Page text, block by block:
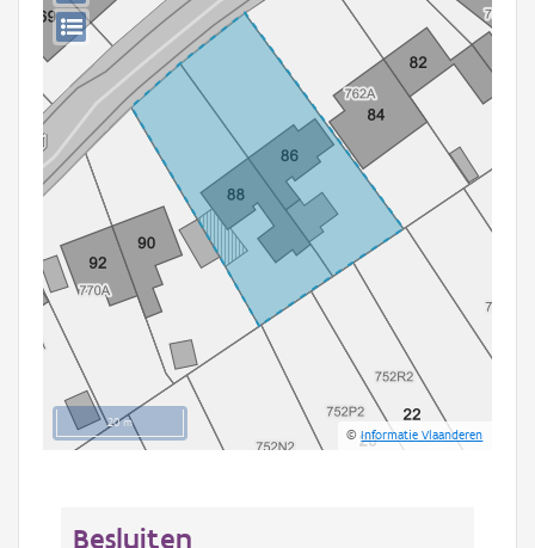
Aanmelden
20 m
©Informatie Vlaanderen
Besluiten